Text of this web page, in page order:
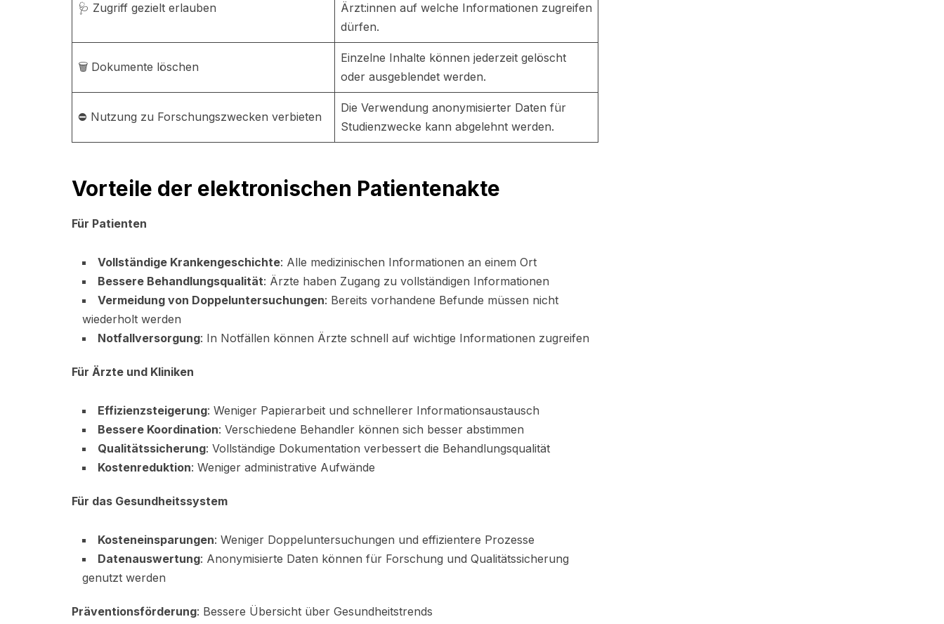
🩺 Zugriff gezielt erlauben
Ärzt:innen auf welche Informationen zugreifen
dürfen.
🗑️ Dokumente löschen
Einzelne Inhalte können jederzeit gelöscht
oder ausgeblendet werden.
⛔ Nutzung zu Forschungszwecken verbieten
Die Verwendung anonymisierter Daten für
Studienzwecke kann abgelehnt werden.
Vorteile der elektronischen Patientenakte
Für Patienten
Vollständige Krankengeschichte: Alle medizinischen Informationen an einem Ort
Bessere Behandlungsqualität: Ärzte haben Zugang zu vollständigen Informationen
Vermeidung von Doppeluntersuchungen: Bereits vorhandene Befunde müssen nicht
wiederholt werden
Notfallversorgung: In Notfällen können Ärzte schnell auf wichtige Informationen zugreifen
Für Ärzte und Kliniken
Effizienzsteigerung: Weniger Papierarbeit und schnellerer Informationsaustausch
Bessere Koordination: Verschiedene Behandler können sich besser abstimmen
Qualitätssicherung: Vollständige Dokumentation verbessert die Behandlungsqualität
Kostenreduktion: Weniger administrative Aufwände
Für das Gesundheitssystem
Kosteneinsparungen: Weniger Doppeluntersuchungen und effizientere Prozesse
Datenauswertung: Anonymisierte Daten können für Forschung und Qualitätssicherung
genutzt werden
Präventionsförderung: Bessere Übersicht über Gesundheitstrends